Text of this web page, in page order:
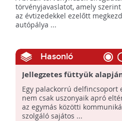
erdőirtást indíthat el
törvényjavaslatot, amely
az évtizedekkel ezelőtt
autópálya ...
Hasonló
Jellegzetes füttyük
azonosítanák az egyes
Egy palackorrú delfincsoport
nem csak uszonyaik apró
az egymás közötti
szolgáló sajátos ...